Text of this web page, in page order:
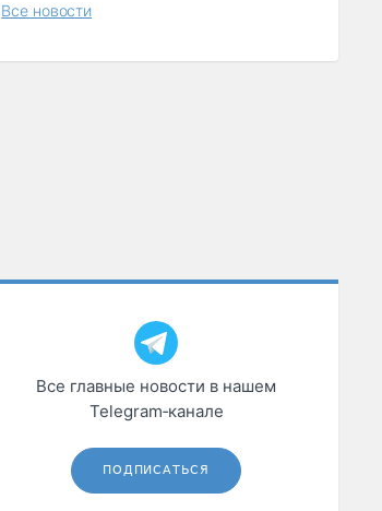
Все новости
Все главные новости в нашем
Telegram‑канале
ПОДПИСАТЬСЯ